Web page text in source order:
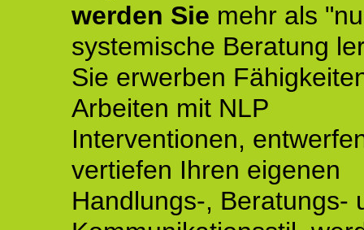
werden Sie mehr als
systemische Beratung
Sie erwerben
Arbeiten mit NLP
Interventionen,
vertiefen Ihren eigenen
Handlungs-, Beratungs-